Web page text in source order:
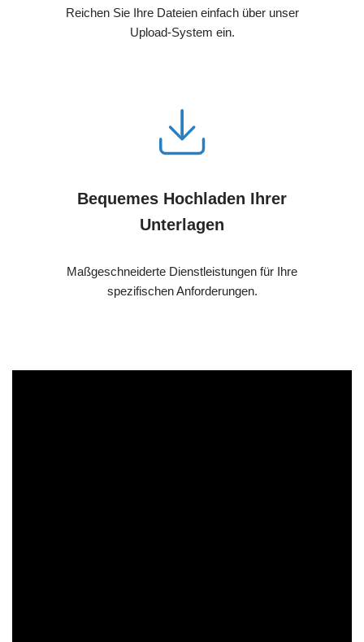
Reichen Sie Ihre Dateien einfach über unser
Upload-System ein.
Bequemes Hochladen Ihrer
Unterlagen
Maßgeschneiderte Dienstleistungen für Ihre
spezifischen Anforderungen.